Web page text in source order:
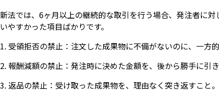
新法では、6ヶ月以上の継続的な取引を行う場合、発注者に
いやすかった項目ばかりです。
受領拒否の禁止：注文した成果物に不備がないのに、一方
報酬減額の禁止：発注時に決めた金額を、後から勝手に引
返品の禁止：受け取った成果物を、理由なく突き返すこと。